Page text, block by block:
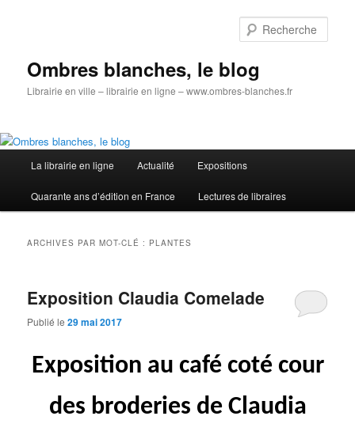
Ombres blanches, le blog
Librairie en ville – librairie en ligne – www.ombres-blanches.fr
principal
La librairie en ligne Actualité Expositions
Quarante ans d’édition en France Lectures de libraires
ARCHIVES PAR MOT-CLÉ : PLANTES
Exposition Claudia Comelade
Publié le29 mai 2017
Exposition au café coté cour
des broderies de Claudia